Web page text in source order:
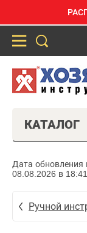
КАТАЛОГ
Дата обновления
08.08.2026 в 18:41
Ручной